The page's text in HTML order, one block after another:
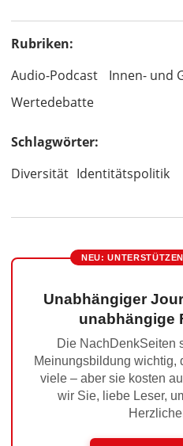
Rubriken:
Audio-Podcast
Innen- und
Wertedebatte
Schlagwörter:
Diversität Identitätspolitik
NEU:
Unabhängiger
unabhängige
Die NachDenkSeiten
Meinungsbildung wichtig,
viele – aber sie kosten
wir Sie, liebe Leser,